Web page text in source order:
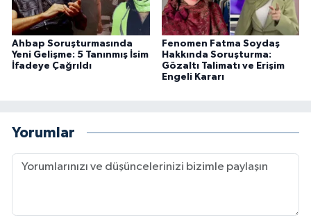
Ahbap Soruşturmasında
Yeni Gelişme: 5 Tanınmış İsim
İfadeye Çağrıldı
Fenomen Fatma Soydaş
Hakkında Soruşturma:
Gözaltı Talimatı ve Erişim
Engeli Kararı
Yorumlar